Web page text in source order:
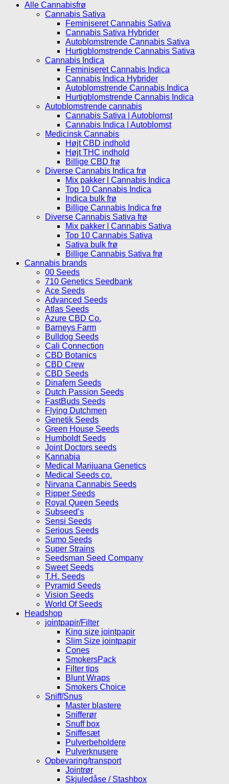
Alle Cannabisfrø
Cannabis Sativa
Feminiseret Cannabis Sativa
Cannabis Sativa Hybrider
Autoblomstrende Cannabis Sativa
Hurtigblomstrende Cannabis Sativa
Cannabis Indica
Feminiseret Cannabis Indica
Cannabis Indica Hybrider
Autoblomstrende Cannabis Indica
Hurtigblomstrende Cannabis Indica
Autoblomstrende cannabis
Cannabis Sativa | Autoblomst
Cannabis Indica | Autoblomst
Medicinsk Cannabis
Højt CBD indhold
Højt THC indhold
Billige CBD frø
Diverse Cannabis Indica frø
Mix pakker | Cannabis Indica
Top 10 Cannabis Indica
Indica bulk frø
Billige Cannabis Indica frø
Diverse Cannabis Sativa frø
Mix pakker | Cannabis Sativa
Top 10 Cannabis Sativa
Sativa bulk frø
Billige Cannabis Sativa frø
Cannabis brands
00 Seeds
710 Genetics Seedbank
Ace Seeds
Advanced Seeds
Atlas Seeds
Azure CBD Co.
Barneys Farm
Bulldog Seeds
Cali Connection
CBD Botanics
CBD Crew
CBD Seeds
Dinafem Seeds
Dutch Passion Seeds
FastBuds Seeds
Flying Dutchmen
Genetik Seeds
Green House Seeds
Humboldt Seeds
Joint Doctors seeds
Kannabia
Medical Marijuana Genetics
Medical Seeds co.
Nirvana Cannabis Seeds
Ripper Seeds
Royal Queen Seeds
Subseed’s
Sensi Seeds
Serious Seeds
Sumo Seeds
Super Strains
Seedsman Seed Company
Sweet Seeds
T.H. Seeds
Pyramid Seeds
Vision Seeds
World Of Seeds
Headshop
jointpapir/Filter
King size jointpapir
Slim Size jointpapir
Cones
SmokersPack
Filter tips
Blunt Wraps
Smokers Choice
Sniff/Snus
Master blastere
Snifferør
Snuff box
Sniffesæt
Pulverbeholdere
Pulverknusere
Opbevaring/transport
Jointrør
Skjuledåse / Stashbox